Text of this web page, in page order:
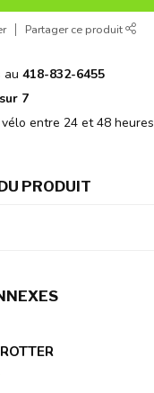
Partager ce produit
au 418-832-6455
7
entre 24 et 48 heures
PRODUIT